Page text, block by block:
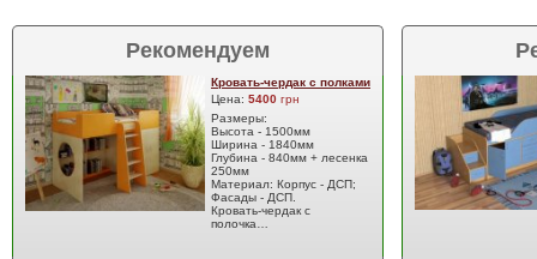
Рекомендуем
Кровать-чердак с полками
Цена: 5400 грн
Размеры:
Высота - 1500мм
Ширина - 1840мм
Глубина - 840мм + лесенка
250мм
Материал: Корпус - ДСП;
Фасады - ДСП.
Кровать-чердак с
полочка…